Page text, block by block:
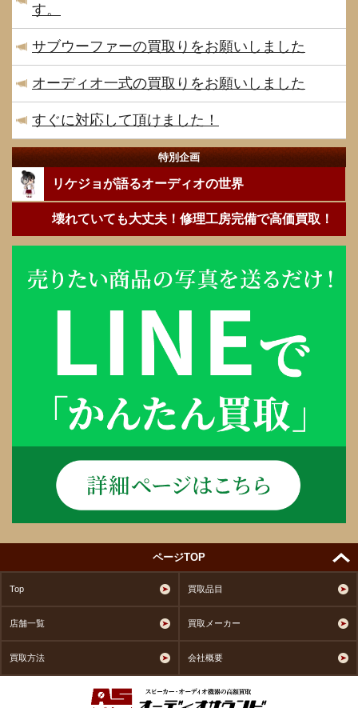
す。
サブウーファーの買取りをお願いしました
オーディオ一式の買取りをお願いしました
すぐに対応して頂けました！
特別企画
リケジョが語るオーディオの世界
壊れていても大丈夫！修理工房完備で高価買取！
ページTOP
Top 買取品目
店舗一覧 買取メーカー
買取方法 会社概要